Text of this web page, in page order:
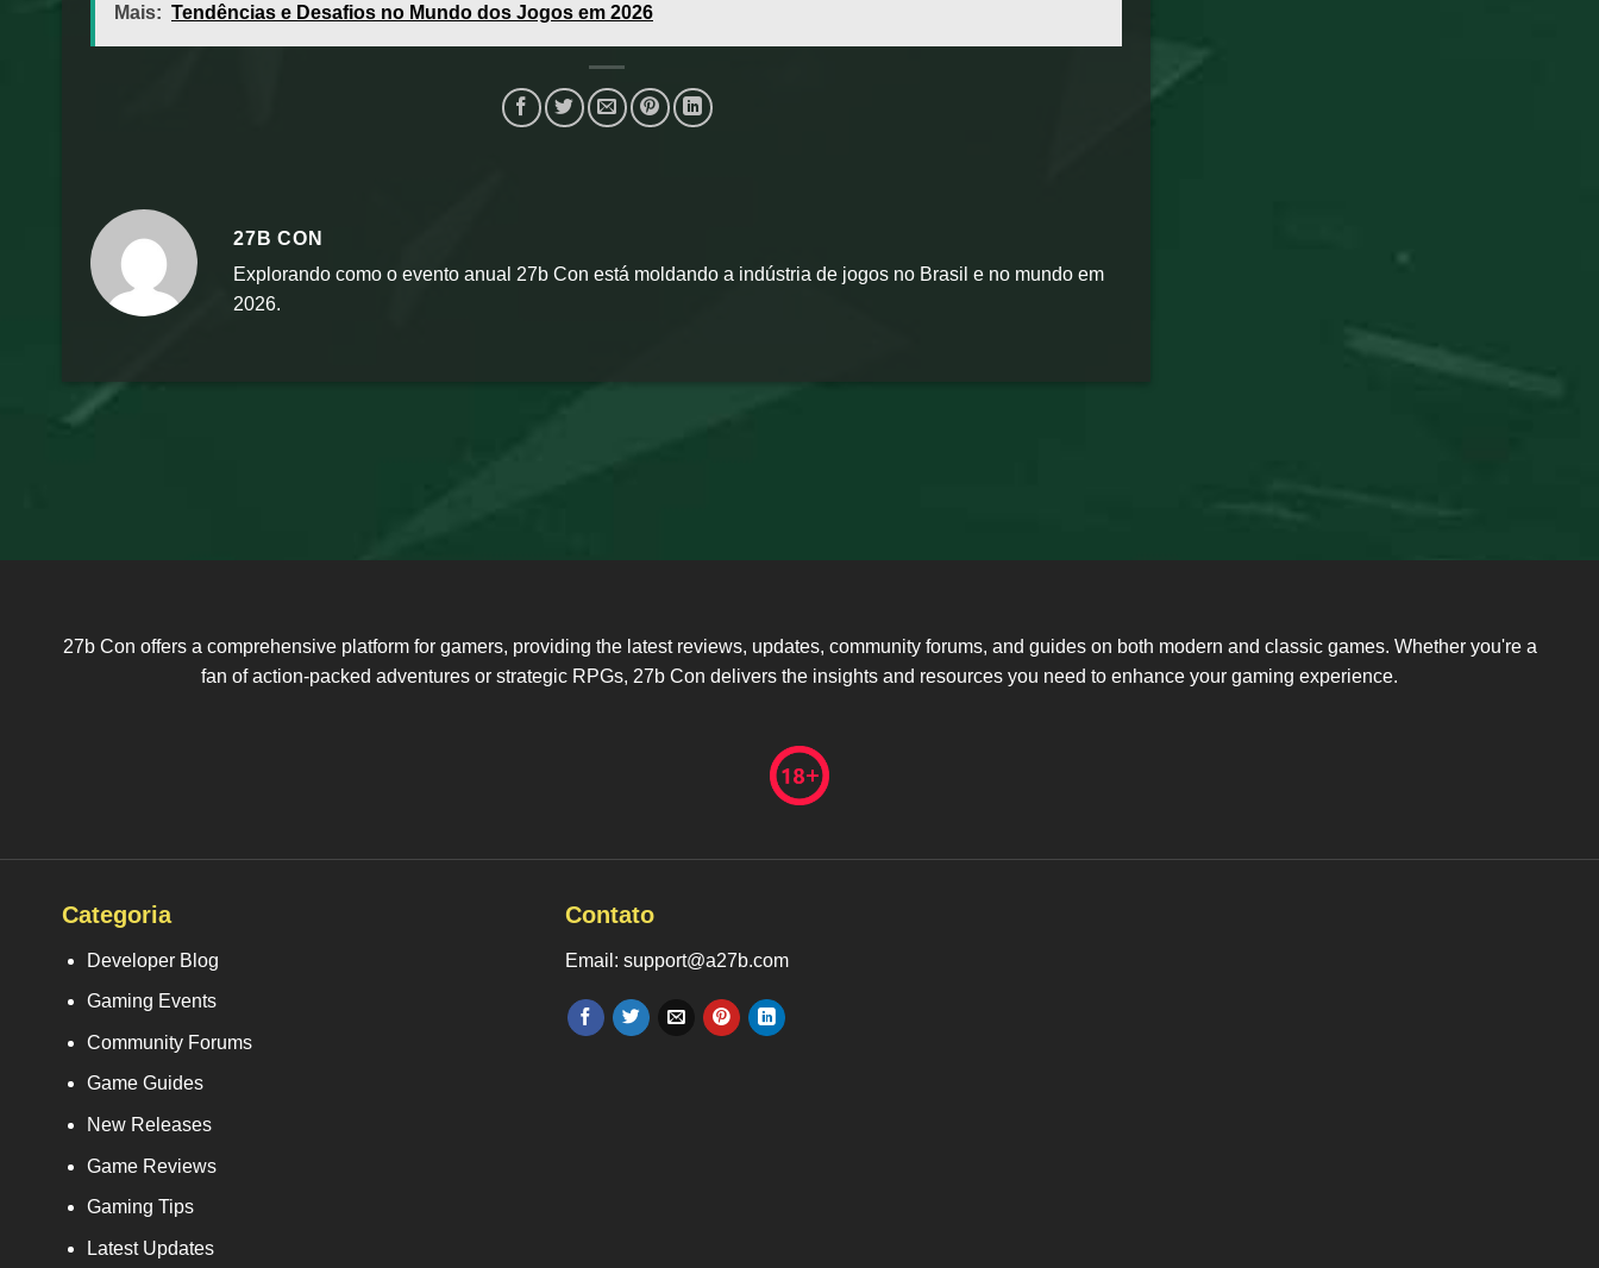
Mais: Tendências e Desafios no Mundo dos Jogos em 2026
27B CON
Explorando como o evento anual 27b Con está moldando a indústria de jogos no Brasil e no mundo em
2026.
27b Con offers a comprehensive platform for gamers, providing the latest reviews, updates, community forums, and guides on both modern and classic games. Whether you're a
fan of action-packed adventures or strategic RPGs, 27b Con delivers the insights and resources you need to enhance your gaming experience.
Categoria
Developer Blog
Gaming Events
Community Forums
Game Guides
New Releases
Game Reviews
Gaming Tips
Latest Updates
Contato
Email: support@a27b.com